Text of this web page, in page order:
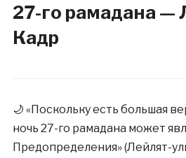
27-го рамадана —
Кадр
🌙 «Поскольку есть большая
ночь 27-го рамадана может
Предопределения» (Лейлят-